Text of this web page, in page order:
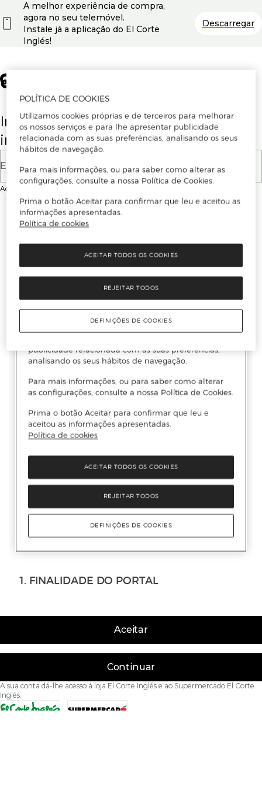
Insira o seu email para se registar ou
iniciar sessão.
E-mail
Ao continuar, aceitas as
Aceitar
Continuar
A sua conta dá-lhe acesso à loja El Corte Inglés e ao Supermercado El Corte
Inglés.
A melhor experiência de compra,
agora no seu telemóvel.
Instale já a aplicação do El Corte
Inglés!
Descarregar
POLÍTICA DE COOKIES
Utilizamos cookies próprias e de terceiros para melhorar
os nossos serviços e para lhe apresentar publicidade
relacionada com as suas preferências, analisando os seus
hábitos de navegação.
Para mais informações, ou para saber como alterar as
configurações, consulte a nossa Política de Cookies.
Prima o botão Aceitar para confirmar que leu e aceitou as
informações apresentadas.
Política de cookies
REJEITAR TODOS
ACEITAR TODOS OS COOKIES
DEFINIÇÕES DE COOKIES